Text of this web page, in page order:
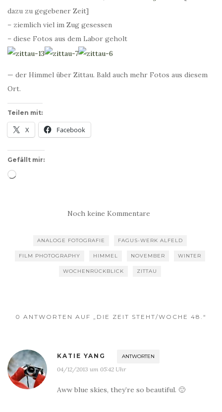
dazu zu gegebener Zeit]
– ziemlich viel im Zug gesessen
– diese Fotos aus dem Labor geholt
— der Himmel über Zittau. Bald auch mehr Fotos aus diesem
Ort.
Teilen mit:
X Facebook
Gefällt mir:
Wird
Noch keine Kommentare
ANALOGE FOTOGRAFIE FAGUS-WERK ALFELD
FILM PHOTOGRAPHY HIMMEL NOVEMBER WINTER
WOCHENRÜCKBLICK ZITTAU
0 ANTWORTEN AUF „DIE ZEIT STEHT/WOCHE 48.“
KATIE YANG ANTWORTEN
04/12/2013 um 05:42 Uhr
Aww blue skies, they’re so beautiful. 🙂